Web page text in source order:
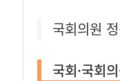
국회의원
국회·국회